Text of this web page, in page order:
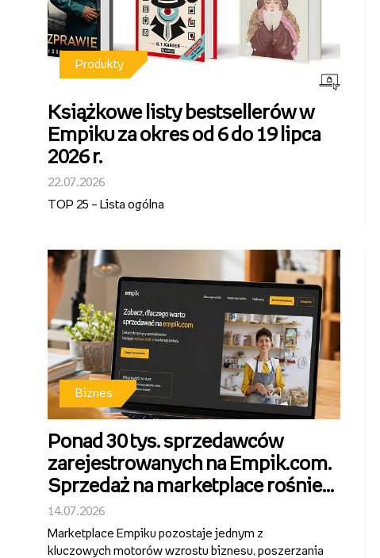
Produkty
Książkowe listy bestsellerów w
Empiku za okres od 6 do 19 lipca
2026 r.
22.07.2026
TOP 25 – Lista ogólna
Biznes
Ponad 30 tys. sprzedawców
zarejestrowanych na Empik.com.
Sprzedaż na marketplace rośnie
ponad 40 proc. r/r.
14.07.2026
Marketplace Empiku pozostaje jednym z
kluczowych motorów wzrostu biznesu, poszerzania